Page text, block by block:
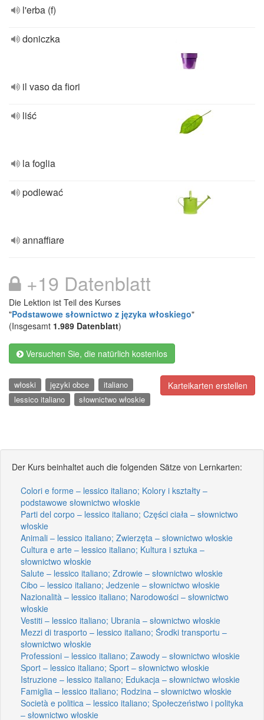
l'erba (f)
doniczka
il vaso da fiori
liść
la foglia
podlewać
annaffiare
+19 Datenblatt
Die Lektion ist Teil des Kurses
"Podstawowe słownictwo z języka włoskiego"
(Insgesamt 1.989 Datenblatt)
Versuchen Sie, die natürlich kostenlos
Karteikarten erstellen
włoski języki obce
italiano
lessico italiano
słownictwo włoskie
Der Kurs beinhaltet auch die folgenden Sätze von Lernkarten:
Colori e forme – lessico italiano; Kolory i kształty –
podstawowe słownictwo włoskie
Parti del corpo – lessico italiano; Części ciała – słownictwo
włoskie
Animali – lessico italiano; Zwierzęta – słownictwo włoskie
Cultura e arte – lessico italiano; Kultura i sztuka –
słownictwo włoskie
Salute – lessico italiano; Zdrowie – słownictwo włoskie
Cibo – lessico italiano; Jedzenie – słownictwo włoskie
Nazionalità – lessico italiano; Narodowości – słownictwo
włoskie
Vestiti – lessico italiano; Ubrania – słownictwo włoskie
Mezzi di trasporto – lessico italiano; Środki transportu –
słownictwo włoskie
Professioni – lessico italiano; Zawody – słownictwo włoskie
Sport – lessico italiano; Sport – słownictwo włoskie
Istruzione – lessico italiano; Edukacja – słownictwo włoskie
Famiglia – lessico italiano; Rodzina – słownictwo włoskie
Società e politica – lessico italiano; Społeczeństwo i polityka
– słownictwo włoskie